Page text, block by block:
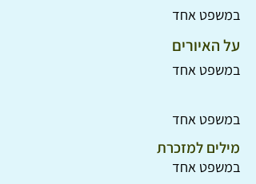
במשפט אחד
על האיורים
במשפט אחד
במשפט אחד
מילים למזכרת
במשפט אחד